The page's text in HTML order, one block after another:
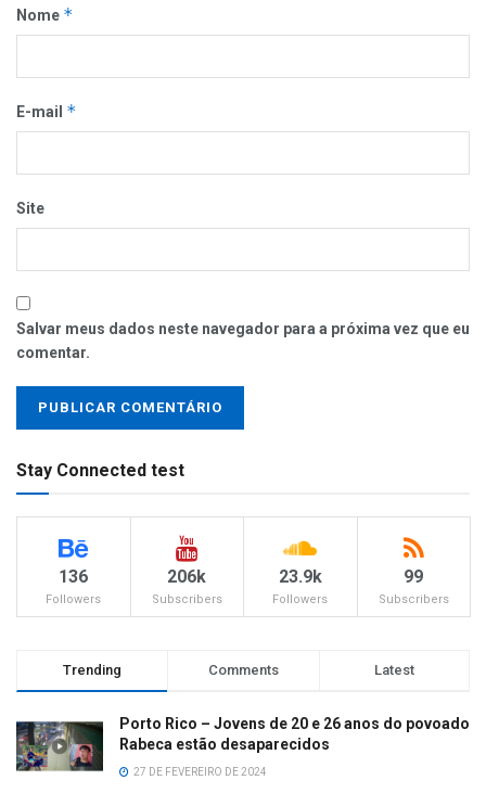
Nome *
E-mail *
Site
Salvar meus dados neste navegador para a próxima vez que eu
comentar.
Stay Connected test
136
Followers
206k
Subscribers
23.9k
Followers
99
Subscribers
Trending Comments Latest
Porto Rico – Jovens de 20 e 26 anos do povoado
Rabeca estão desaparecidos
27 DE FEVEREIRO DE 2024